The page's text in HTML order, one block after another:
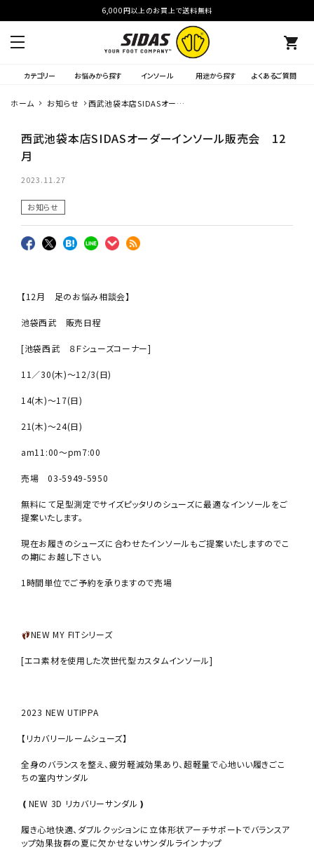
6,000円以上のお買上で送料無料
shopping_cart
カテゴリー お悩みから探す インソール 用途から探す よくあるご質問
ホーム お知らせ
西武池袋本店SIDASオーダ
西武池袋本店SIDASオーダーインソール販売会 12
月
2023.11.27
お知らせ
【12月 足のお悩み相談会】
池袋西武 販売日程
[池袋西武 ８Ｆシューズコーナー]
11／30(木)～12/3(日)
14(木)～17(日)
21(木)～24(日)
am11:00～pm7:00
売場 03-5949-5950
無料にて足型測定でサイズピッタリのシューズに最適なインソールをご
提案いたします。
現在お履きのシューズに合わせたインソールもご提案いたしますのでこ
の期にお越し下さい。
1時間単位でご予約を承りますので売場
NEW MY FITシリーズ
[エコ素材を使用した次世代型カスタムインソール]
2023 NEW UTIPPA
【リカバリールームシューズ】
全身のバランスを整え、疲労軽減効果あり、超軽量で心地いい履きごこ
ちの室内サンダル
❪NEW 3D リカバリーサンダル❫
履き心地快適、ダブルクッションに立体形状アーチサポートでバランスア
ップ効果抜群の夏に欠かせないサンダルラインナップ